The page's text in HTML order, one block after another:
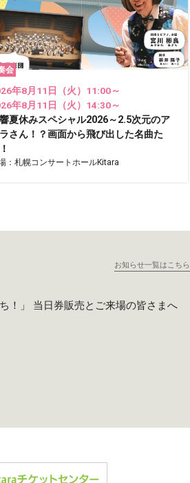
年8月11日（火）11:00～
年8月11日（火）14:30～
夏休みスペシャル2026～2.5次元のア
さん！？画面から飛び出した名曲た
：札幌コンサートホールKitara
会
お知らせ一覧はこちら
！」 当日券販売とご来場の皆さまへ